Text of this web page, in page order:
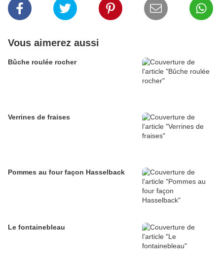
Vous aimerez aussi
Bûche roulée rocher
Verrines de fraises
Pommes au four façon Hasselback
Le fontainebleau